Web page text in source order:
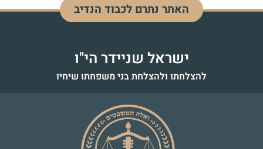
דוד בן מנחם
האתר נתרם לכבוד הנדיב
ישראל שניידר הי"ו
להצלחתו ולהצלחת בני משפחתו שיחיו